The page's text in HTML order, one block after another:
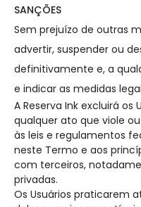
SANÇÕES
Sem prejuízo de outras
advertir, suspender ou
definitivamente e, a
e indicar as medidas
A Reserva Ink excluirá
qualquer ato que viole
às leis e regulamentos
neste Termo e aos
com terceiros,
privadas.
Os Usuários praticarem